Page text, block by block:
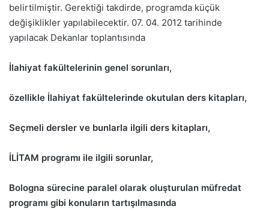
belirtilmiştir. Gerektiği takdirde, programda küçük
değişiklikler yapılabilecektir. 07. 04. 2012 tarihinde
yapılacak Dekanlar toplantısında
İlahiyat fakültelerinin genel sorunları,
özellikle İlahiyat fakültelerinde okutulan ders kitapları,
Seçmeli dersler ve bunlarla ilgili ders kitapları,
İLİTAM programı ile ilgili sorunlar,
Bologna sürecine paralel olarak oluşturulan müfredat
programı gibi konuların tartışılmasında